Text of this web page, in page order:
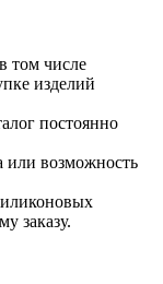
том числе
изделий
постоянно
или возможность
заказу.